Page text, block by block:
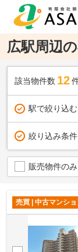
広駅周辺
該当物件数 12
駅で絞り込む
絞り込み条件
販売物件のみ
売買 | 中古マンシ